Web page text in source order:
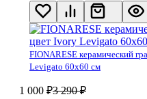
FIONARESE керамический
Levigato 60х60 см
1 000 ₽3 290 ₽